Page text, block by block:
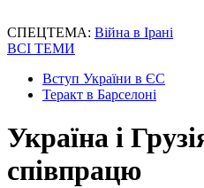
СПЕЦТЕМА: Війна в Ірані
ВСІ ТЕМИ
Вступ України в ЄС
Теракт в Барселоні
Україна і
співпрацю